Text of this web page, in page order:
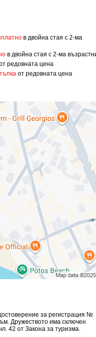
в двойна стая с 2-ма
в двойна стая с 2-ма
редовната цена
от редовната цена
за регистрация №
Дружеството има сключен
42 от Закона за туризма.